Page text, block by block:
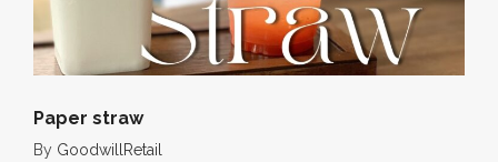
Paper straw
By GoodwillRetail